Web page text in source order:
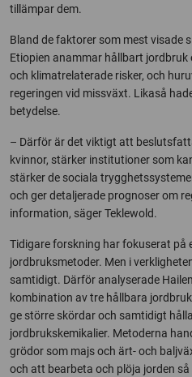
tillämpar dem.
Bland de faktorer som mest visade
Etiopien anammar hållbart jordbruk
och klimatrelaterade risker, och
regeringen vid missväxt. Likaså
betydelse.
– Därför är det viktigt att
kvinnor, stärker institutioner som
stärker de sociala
och ger detaljerade prognoser om
information, säger Teklewold.
Tidigare forskning har fokuserat på
jordbruksmetoder. Men i
samtidigt. Därför analyserade
kombination av tre hållbara
ge större skördar och samtidigt
jordbrukskemikalier. Metoderna
grödor som majs och ärt- och
och att bearbeta och plöja jorden